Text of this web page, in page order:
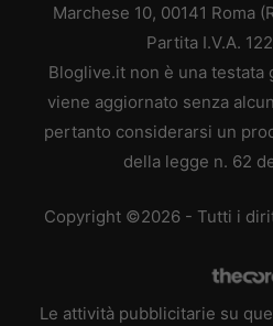
Marchese 10, 00141 Roma
Partita I.V.A.
Bloglive.it non è una testata
viene aggiornato senza
pertanto considerarsi un
della legge n. 62
Copyright ©2026 - Tutti i
Le attività pubblicitarie su